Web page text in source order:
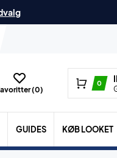
(0)
0
GUIDES KØB LOOKET